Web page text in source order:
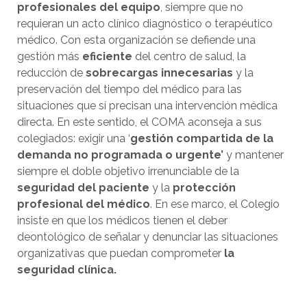
profesionales del equipo, siempre que no
requieran un acto clínico diagnóstico o terapéutico
médico. Con esta organización se defiende una
gestión más eficiente del centro de salud, la
reducción de sobrecargas innecesarias y la
preservación del tiempo del médico para las
situaciones que sí precisan una intervención médica
directa. En este sentido, el COMA aconseja a sus
colegiados: exigir una ‘gestión compartida de la
demanda no programada o urgente’ y mantener
siempre el doble objetivo irrenunciable de la
seguridad del paciente y la protección
profesional del médico. En ese marco, el Colegio
insiste en que los médicos tienen el deber
deontológico de señalar y denunciar las situaciones
organizativas que puedan comprometer la
seguridad clínica.